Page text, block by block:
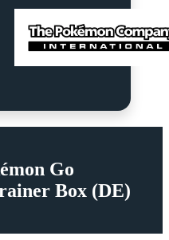
Go
Box (DE)